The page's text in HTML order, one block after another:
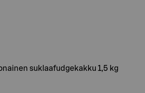
suklaafudgekakku 1,5 kg